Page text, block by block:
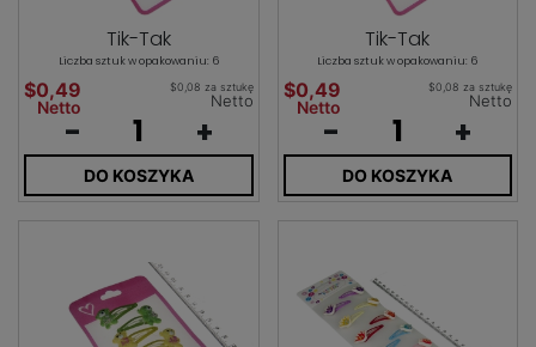
Tik-Tak
Liczba sztuk w opakowaniu: 6
$0,49
Netto
$0,08 za sztukę
Netto
- +
DO KOSZYKA
Tik-Tak
Liczba sztuk w opakowaniu: 6
$0,49
Netto
$0,08 za sztukę
Netto
- +
DO KOSZYKA